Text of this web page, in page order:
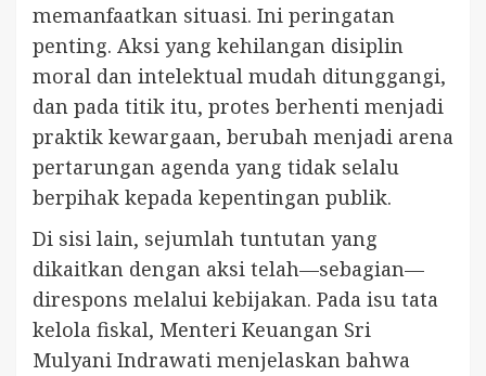
memanfaatkan situasi. Ini peringatan
penting. Aksi yang kehilangan disiplin
moral dan intelektual mudah ditunggangi,
dan pada titik itu, protes berhenti menjadi
praktik kewargaan, berubah menjadi arena
pertarungan agenda yang tidak selalu
berpihak kepada kepentingan publik.
Di sisi lain, sejumlah tuntutan yang
dikaitkan dengan aksi telah—sebagian—
direspons melalui kebijakan. Pada isu tata
kelola fiskal, Menteri Keuangan Sri
Mulyani Indrawati menjelaskan bahwa